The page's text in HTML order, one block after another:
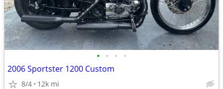
• • • •
2006 Sportster 1200 Custom
8/4 12k mi